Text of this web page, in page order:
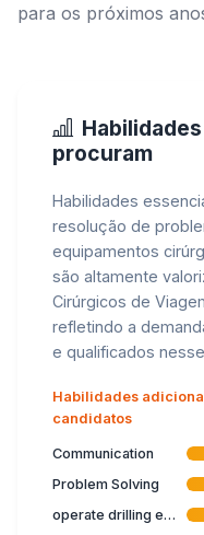
para os próximos
procuram
Habilidades
resolução de
equipamentos
são altamente
Cirúrgicos de
refletindo a
e qualificados
Habilidades
candidatos
Communication
Problem Solving
operate drilling equipment